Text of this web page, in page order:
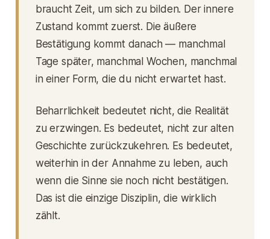
braucht Zeit, um sich zu bilden. Der innere
Zustand kommt zuerst. Die äußere
Bestätigung kommt danach — manchmal
Tage später, manchmal Wochen, manchmal
in einer Form, die du nicht erwartet hast.
Beharrlichkeit bedeutet nicht, die Realität
zu erzwingen. Es bedeutet, nicht zur alten
Geschichte zurückzukehren. Es bedeutet,
weiterhin in der Annahme zu leben, auch
wenn die Sinne sie noch nicht bestätigen.
Das ist die einzige Disziplin, die wirklich
zählt.